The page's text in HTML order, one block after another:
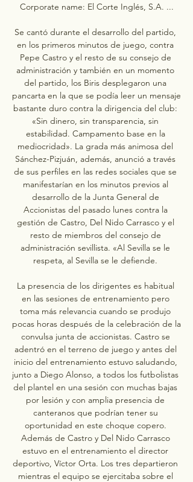
Corporate name: El Corte Inglés, S.A. ...
Se cantó durante el desarrollo del partido,
en los primeros minutos de juego, contra
Pepe Castro y el resto de su consejo de
administración y también en un momento
del partido, los Biris desplegaron una
pancarta en la que se podía leer un mensaje
bastante duro contra la dirigencia del club:
«Sin dinero, sin transparencia, sin
estabilidad. Campamento base en la
mediocridad». La grada más animosa del
Sánchez-Pizjuán, además, anunció a través
de sus perfiles en las redes sociales que se
manifestarían en los minutos previos al
desarrollo de la Junta General de
Accionistas del pasado lunes contra la
gestión de Castro, Del Nido Carrasco y el
resto de miembros del consejo de
administración sevillista. «Al Sevilla se le
respeta, al Sevilla se le defiende.
La presencia de los dirigentes es habitual
en las sesiones de entrenamiento pero
toma más relevancia cuando se produjo
pocas horas después de la celebración de la
convulsa junta de accionistas. Castro se
adentró en el terreno de juego y antes del
inicio del entrenamiento estuvo saludando,
junto a Diego Alonso, a todos los futbolistas
del plantel en una sesión con muchas bajas
por lesión y con amplia presencia de
canteranos que podrían tener su
oportunidad en este choque copero.
Además de Castro y Del Nido Carrasco
estuvo en el entrenamiento el director
deportivo, Víctor Orta. Los tres departieron
mientras el equipo se ejercitaba sobre el